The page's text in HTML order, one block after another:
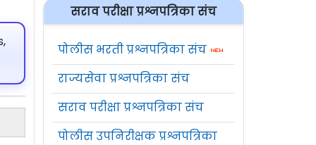
सराव परीक्षा प्रश्नपत्रिका संच
पोलीस भरती प्रश्नपत्रिका संच
राज्यसेवा प्रश्नपत्रिका संच
सराव परीक्षा प्रश्नपत्रिका संच
पोलीस उपनिरीक्षक प्रश्नपत्रिका